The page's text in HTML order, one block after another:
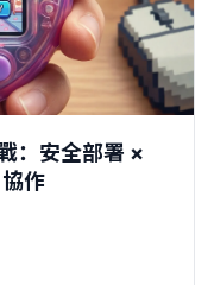
：安全部署 ×
作